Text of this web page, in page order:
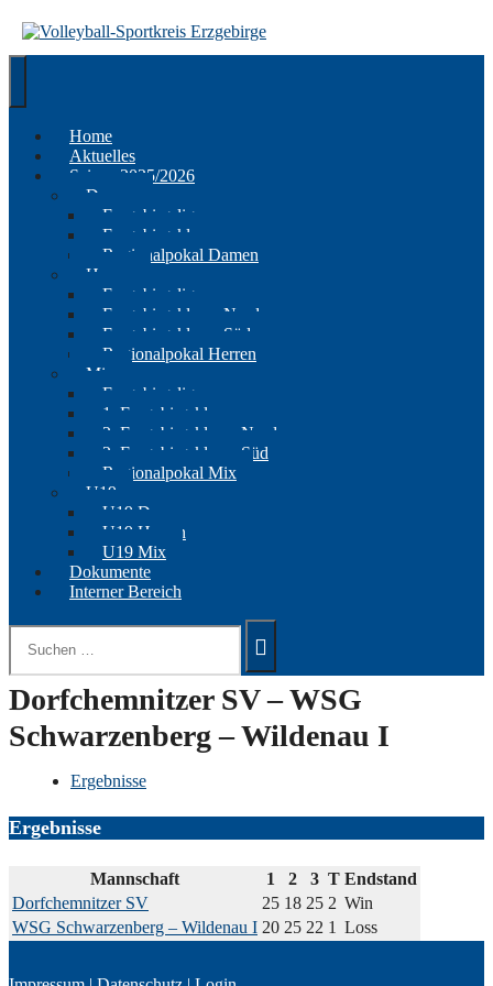
zum
Inhalt
Home
Aktuelles
Saison 2025/2026
Damen
Erzgebirgsliga
Erzgebirgsklasse
Regionalpokal Damen
Herren
Erzgebirgsliga
Erzgebirgsklasse Nord
Erzgebirgsklasse Süd
Regionalpokal Herren
Mix
Erzgebirgsliga
1. Erzgebirgsklasse
2. Erzgebirgsklasse Nord
2. Erzgebirgsklasse Süd
Regionalpokal Mix
U19
U19 Damen
U19 Herren
U19 Mix
Dokumente
Interner Bereich
Suchen
nach:
Dorfchemnitzer SV – WSG
Schwarzenberg – Wildenau I
Ergebnisse
Ergebnisse
Mannschaft 1 2 3 T Endstand
Dorfchemnitzer SV
25 18 25 2 Win
WSG Schwarzenberg – Wildenau I 20 25 22 1 Loss